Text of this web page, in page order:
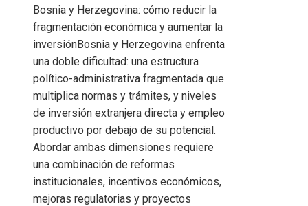
Bosnia y Herzegovina: cómo reducir la
fragmentación económica y aumentar la
inversiónBosnia y Herzegovina enfrenta
una doble dificultad: una estructura
político-administrativa fragmentada que
multiplica normas y trámites, y niveles
de inversión extranjera directa y empleo
productivo por debajo de su potencial.
Abordar ambas dimensiones requiere
una combinación de reformas
institucionales, incentivos económicos,
mejoras regulatorias y proyectos